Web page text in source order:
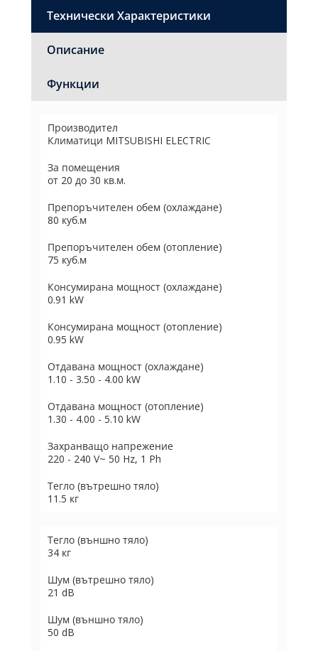
Технически Характеристики
Описание
Функции
Производител
Климатици MITSUBISHI ELECTRIC
За помещения
от 20 до 30 кв.м.
Препоръчителен обем (охлаждане)
80 куб.м
Препоръчителен обем (отопление)
75 куб.м
Консумирана мощност (охлаждане)
0.91 kW
Консумирана мощност (отопление)
0.95 kW
Отдавана мощност (охлаждане)
1.10 - 3.50 - 4.00 kW
Отдавана мощност (отопление)
1.30 - 4.00 - 5.10 kW
Захранващо напрежение
220 - 240 V~ 50 Hz, 1 Ph
Тегло (вътрешно тяло)
11.5 кг
Тегло (външно тяло)
34 кг
Шум (вътрешно тяло)
21 dB
Шум (външно тяло)
50 dB